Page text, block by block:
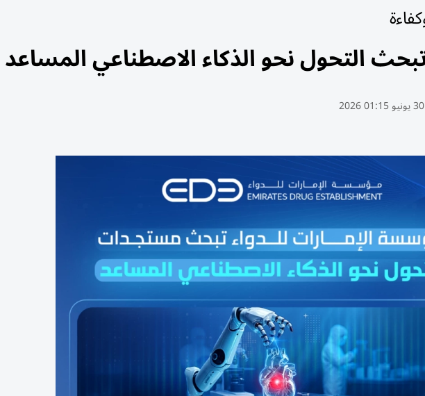
التحول نحو الذكاء الاصطناعي المساعد
30 يونيو 01:15 2026